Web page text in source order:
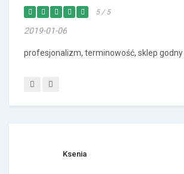
5 / 5
2019-01-06
profesjonalizm, terminowość, sklep
Ksenia